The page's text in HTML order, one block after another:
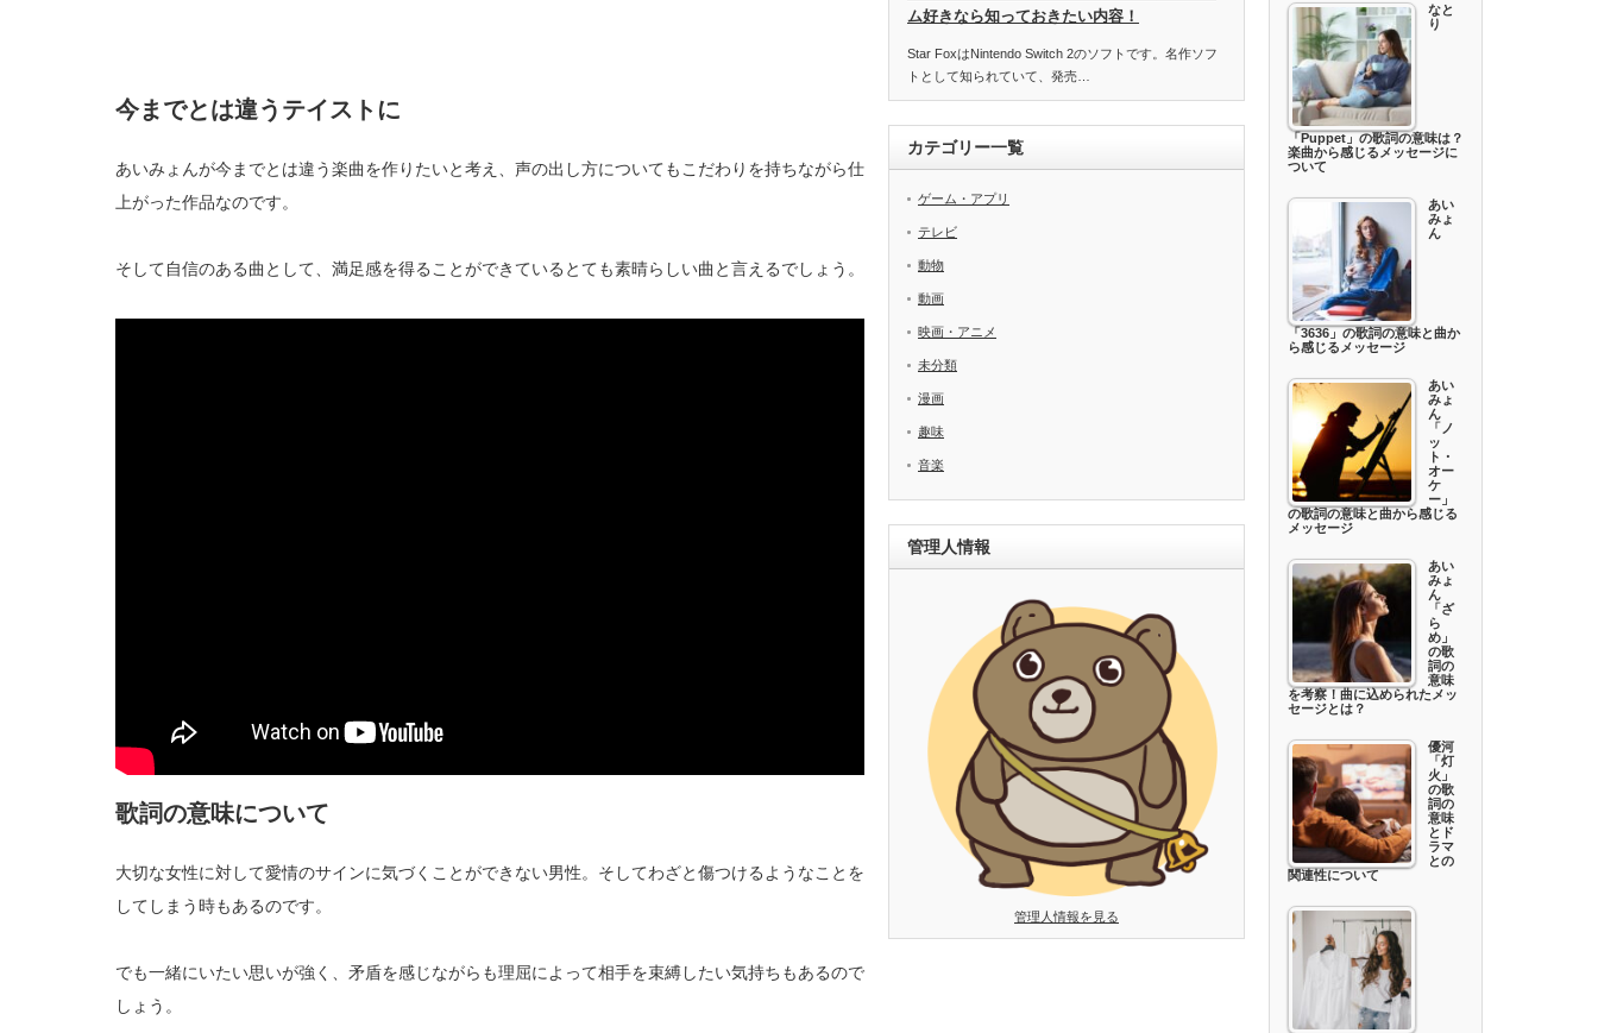
今までとは違うテイストに
あいみょんが今までとは違う楽曲を作りたいと考え、声の出し方についてもこだわりを持ちながら仕
上がった作品なのです。
そして自信のある曲として、満足感を得ることができているとても素晴らしい曲と言えるでしょう。
歌詞の意味について
大切な女性に対して愛情のサインに気づくことができない男性。そしてわざと傷つけるようなことを
してしまう時もあるのです。
でも一緒にいたい思いが強く、矛盾を感じながらも理屈によって相手を束縛したい気持ちもあるので
しょう。
ム好きなら知っておきたい内容！
Star FoxはNintendo Switch 2のソフトです。名作ソフ
トとして知られていて、発売…
カテゴリー一覧
ゲーム・アプリ
テレビ
動物
動画
映画・アニメ
未分類
漫画
趣味
音楽
管理人情報
管理人情報を見る
なと
り
「Puppet」の歌詞の意味は？
楽曲から感じるメッセージに
ついて
あい
みょ
ん
「3636」の歌詞の意味と曲か
ら感じるメッセージ
あい
みょ
ん
「ノ
ッ
ト・
オー
ケ
ー」
の歌詞の意味と曲から感じる
メッセージ
あい
みょ
ん
「ざ
ら
め」
の歌
詞の
意味
を考察！曲に込められたメッ
セージとは？
優河
「灯
火」
の歌
詞の
意味
とド
ラマ
との
関連性について